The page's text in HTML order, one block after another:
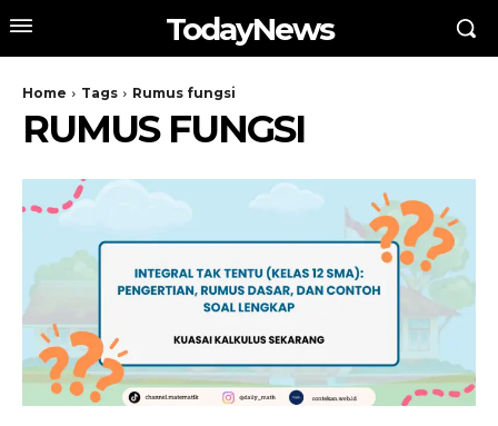
TodayNews
Home Tags Rumus fungsi
RUMUS FUNGSI